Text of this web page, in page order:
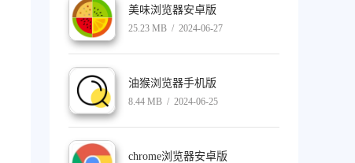
美味浏览器安卓版
25.23 MB / 2024-06-27
油猴浏览器手机版
8.44 MB / 2024-06-25
chrome浏览器安卓版